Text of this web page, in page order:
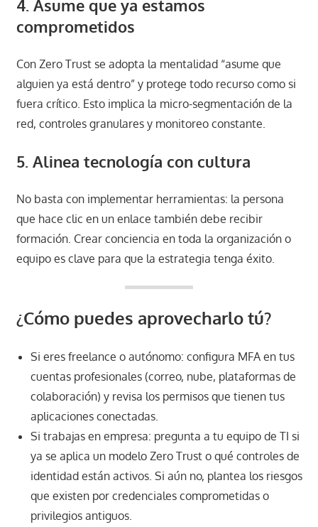
4. Asume que ya estamos
comprometidos
Con Zero Trust se adopta la mentalidad “asume que
alguien ya está dentro” y protege todo recurso como si
fuera crítico. Esto implica la micro-segmentación de la
red, controles granulares y monitoreo constante.
5. Alinea tecnología con cultura
No basta con implementar herramientas: la persona
que hace clic en un enlace también debe recibir
formación. Crear conciencia en toda la organización o
equipo es clave para que la estrategia tenga éxito.
¿Cómo puedes aprovecharlo tú?
Si eres freelance o autó­nomo: configura MFA en tus
cuentas profesionales (correo, nube, plataformas de
colaboración) y revisa los permisos que tienen tus
aplicaciones conectadas.
Si trabajas en empresa: pregunta a tu equipo de TI si
ya se aplica un modelo Zero Trust o qué controles de
identidad están activos. Si aún no, plantea los riesgos
que existen por credenciales comprometidas o
privilegios antiguos.